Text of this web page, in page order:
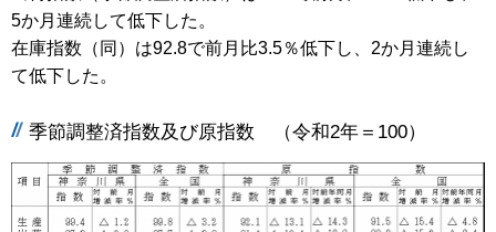
5か月連続して低下した。
在庫指数（同）は92.8で前月比3.5％低下し、2か月連続し
て低下した。
季節調整済指数及び原指数 （令和2年＝100）